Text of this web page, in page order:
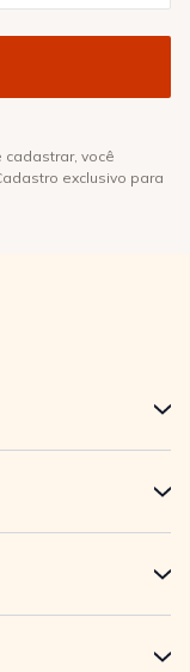
cadastrar, você
exclusivo para
+
+
+
+